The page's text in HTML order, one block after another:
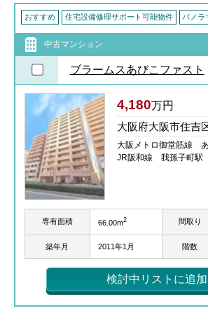
おすすめ 住宅設備修理サポート可能物件 パノラ
中古マンション
ブラームスあびこファスト
4,180万円
大阪府大阪市住吉
大阪メトロ御堂筋線
JR阪和線 我孫子町駅
専有面積 66.00m2 間取り
築年月 2011年1月 階数
検討中リストに追加